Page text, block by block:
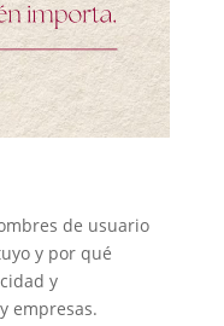
de usuario
y por qué
y
empresas.